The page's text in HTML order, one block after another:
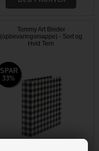
Tommy Art Binder
(opbevaringsmappe) - Sort og
Hvid Tern
SPAR
33%
SPAR
33%